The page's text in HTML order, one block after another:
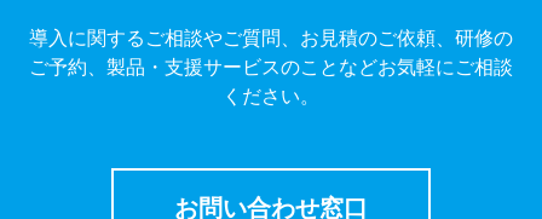
導入に関するご相談やご質問、お見積のご依頼、研修の
ご予約、製品・支援サービスのことなどお気軽にご相談
ください。
お問い合わせ窓口